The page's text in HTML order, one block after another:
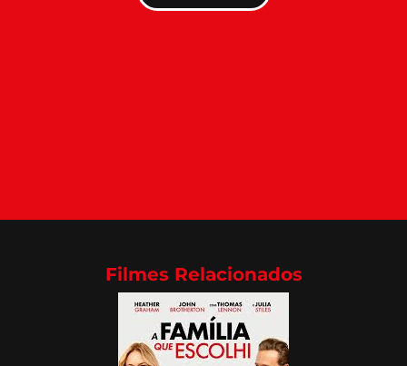
Filmes Relacionados